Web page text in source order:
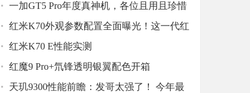
一加GT5 Pro年度真神机，各位且用且珍惜
红米K70外观参数配置全面曝光！这一代红
米K70系
红米K70 E性能实测
红魔9 Pro+氘锋透明银翼配色开箱
天玑9300性能前瞻：发哥太强了！ 今年最